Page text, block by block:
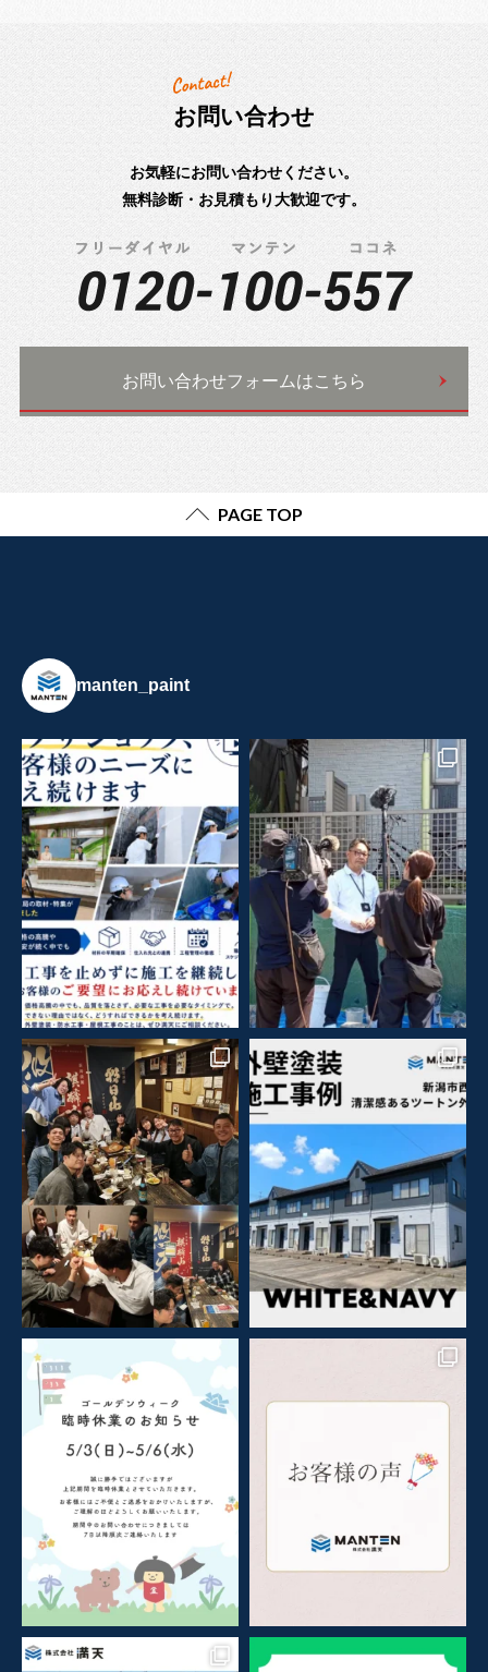
お問い合わせ
お気軽にお問い合わせください。
無料診断・お見積もり大歓迎です。
お問い合わせフォームはこちら
PAGE TOP
manten_paint